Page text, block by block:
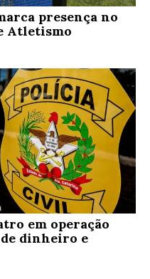
presença no
Atletismo
em operação
dinheiro e